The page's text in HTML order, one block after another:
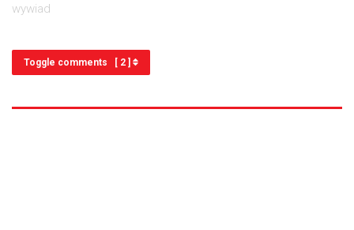
wywiad
Toggle comments [ 2 ]